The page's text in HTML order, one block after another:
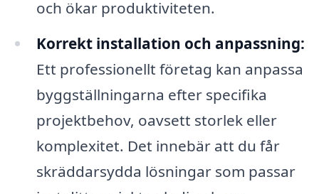
och ökar produktiviteten.
Korrekt installation och anpassning:
Ett professionellt företag kan anpassa
byggställningarna efter specifika
projektbehov, oavsett storlek eller
komplexitet. Det innebär att du får
skräddarsydda lösningar som passar